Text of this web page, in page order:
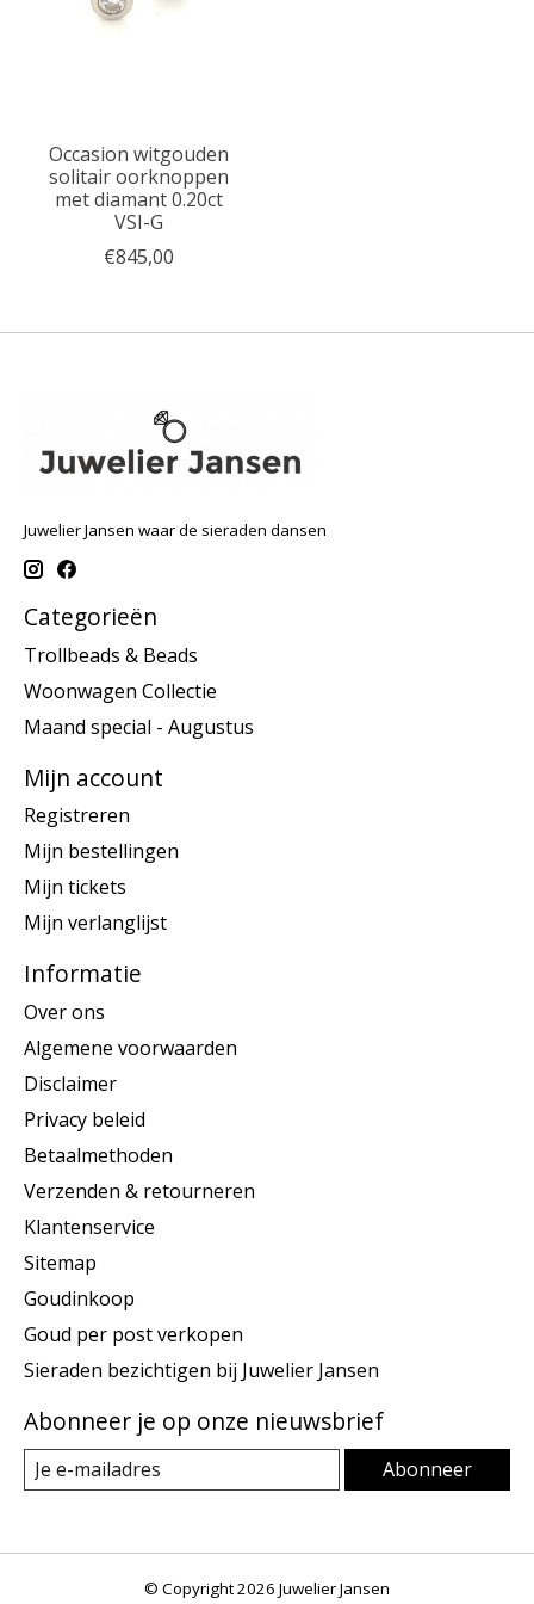
Occasion witgouden
solitair oorknoppen
met diamant 0.20ct
VSI-G
€845,00
Juwelier Jansen waar de sieraden dansen
Categorieën
Trollbeads & Beads
Woonwagen Collectie
Maand special - Augustus
Mijn account
Registreren
Mijn bestellingen
Mijn tickets
Mijn verlanglijst
Informatie
Over ons
Algemene voorwaarden
Disclaimer
Privacy beleid
Betaalmethoden
Verzenden & retourneren
Klantenservice
Sitemap
Goudinkoop
Goud per post verkopen
Sieraden bezichtigen bij Juwelier Jansen
Abonneer je op onze nieuwsbrief
Abonneer
© Copyright 2026 Juwelier Jansen